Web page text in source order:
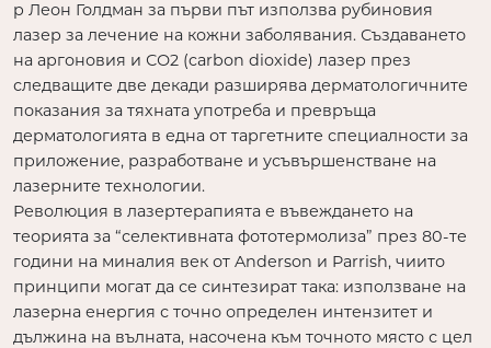
р Леон Голдман за първи път използва рубиновия
лазер за лечение на кожни заболявания. Създаването
на аргоновия и СО2 (carbon dioxide) лазер през
следващите две декади разширява дерматологичните
показания за тяхната употреба и превръща
дерматологията в една от таргетните специалности за
приложение, разработване и усъвършенстване на
лазерните технологии.
Революция в лазертерапията е въвеждането на
теорията за “селективната фототермолиза” през 80-те
години на миналия век от Anderson и Parrish, чиито
принципи могат да се синтезират така: използване на
лазерна енергия с точно определен интензитет и
дължина на вълната, насочена към точното място с цел